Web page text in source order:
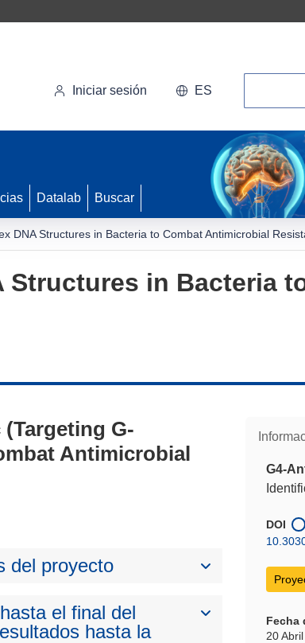
Iniciar sesión ES
Datalab Buscar
DNA Structures in Bacteria to Combat Antimicrobial
Structures in Bacteria
G4-
DOI
Fecha
20
G-
Antimicrobial
del proyecto
el final del
hasta la